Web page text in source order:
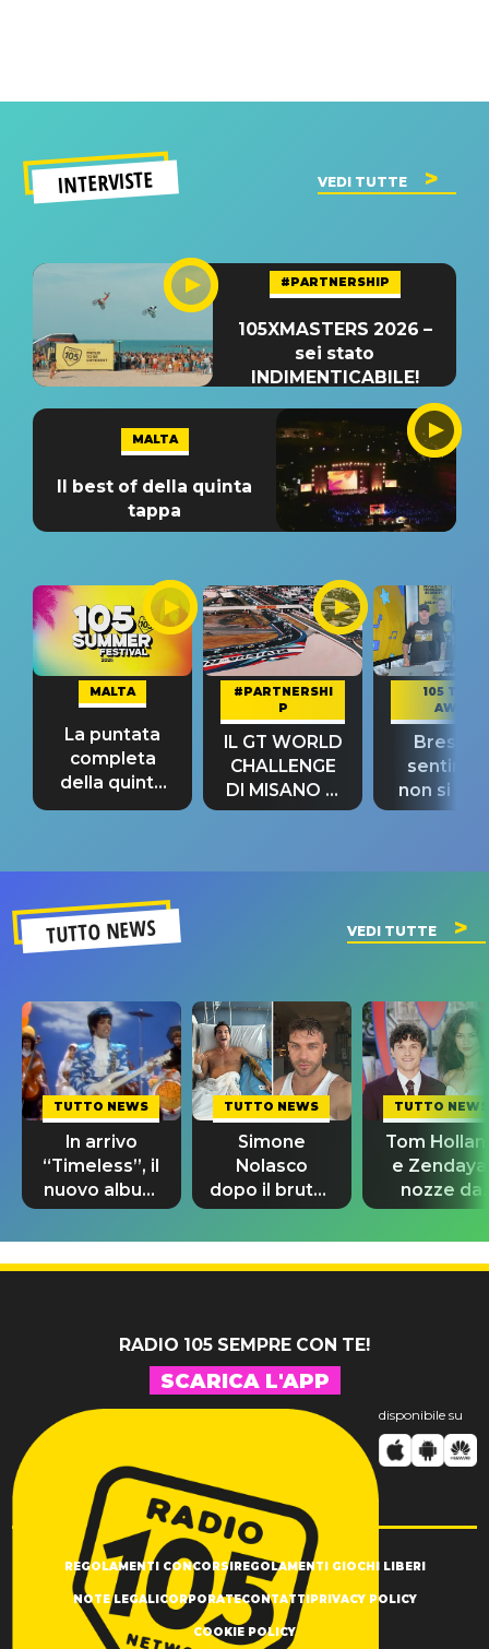
INTERVISTE VEDI TUTTE
#PARTNERSHIP
105XMASTERS 2026 –
sei stato
INDIMENTICABILE!
MALTA
Il best of della quinta
tappa
MALTA
La puntata
completa
della quinta
tappa
#PARTNERSHI
P
IL GT WORLD
CHALLENGE
DI MISANO si
riconferma
105 TAKE
AWAY
Bresh:
non si
fino alla
TUTTO NEWS VEDI TUTTE
TUTTO NEWS
In arrivo
“Timeless”, il
nuovo album
di Prince con
10 brani
inediti
TUTTO NEWS
Simone
Nolasco
dopo il brutto
incidente:
"Sono così
grato alla
TUTTO NEWS
Tom
e
nozze da
580mila
sterline e
300
RADIO 105 SEMPRE CON TE!
SCARICA L'APP
disponibile su
REGOLAMENTI CONCORSIREGOLAMENTI GIOCHI LIBERI
NOTE LEGALICORPORATECONTATTIPRIVACY POLICY
COOKIE POLICY